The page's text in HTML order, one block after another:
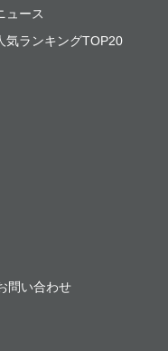
ュース
気ランキングTOP20
問い合わせ